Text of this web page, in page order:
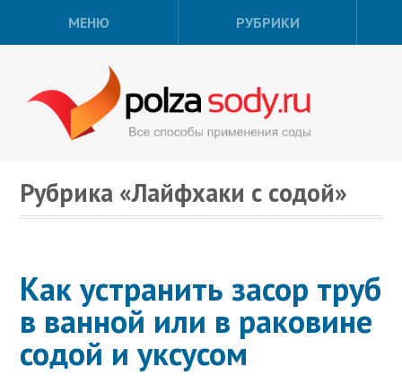
МЕНЮ РУБРИКИ
Рубрика «Лайфхаки с содой»
Как устранить засор труб
в ванной или в раковине
содой и уксусом